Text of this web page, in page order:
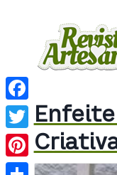
Enfeite
Facebook
Twitter
Pinterest